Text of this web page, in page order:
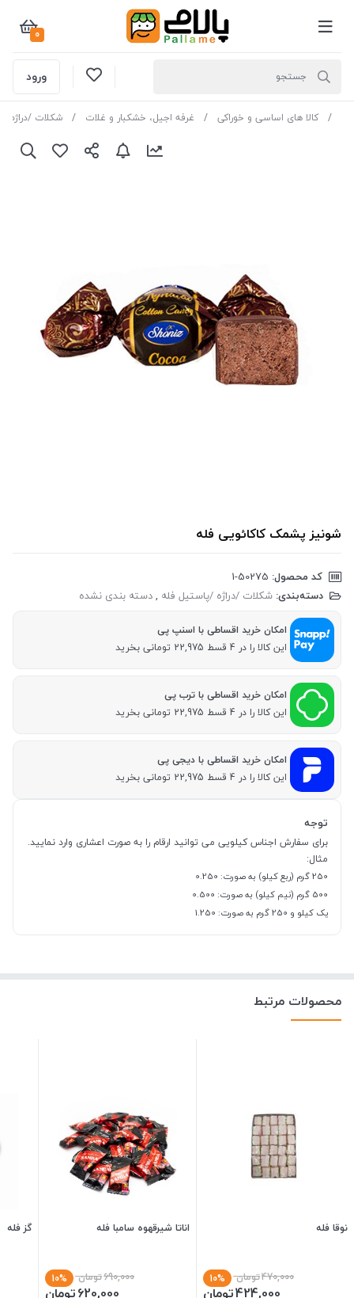
0
ورود
کالا های اساسی و خوراکی غرفه اجیل، خشکبار و غلات شکلات /دراژه
شونیز پشمک کاکائویی فله
کد محصول:
دسته‌بندی: شکلات /دراژه /پاستیل فله ,دسته بندی نشده
امکان خرید اقساطی با اسنپ پی
این کالا را در 4 قسط 22,975 تومانی بخرید
امکان خرید اقساطی با ترب پی
این کالا را در 4 قسط 22,975 تومانی بخرید
امکان خرید اقساطی با دیجی پی
این کالا را در 4 قسط 22,975 تومانی بخرید
توجه
برای سفارش اجناس کیلویی می توانید ارقام را به صورت اعشاری وارد نمایید.
مثال:
250 گرم (ربع کیلو) به صورت: 0.250
500 گرم (نیم کیلو) به صورت: 0.500
یک کیلو و 250 گرم به صورت: 1.250
محصولات مرتبط
نوقا فله
470,000تومان 10%
424,000تومان
اناتا شیرقهوه سامبا فله
690,000تومان 10%
620,000تومان
گز فله